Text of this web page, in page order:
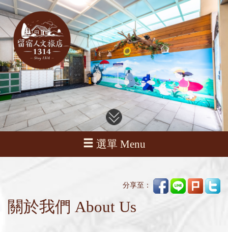
選單 Menu
分享至：
關於我們 About Us